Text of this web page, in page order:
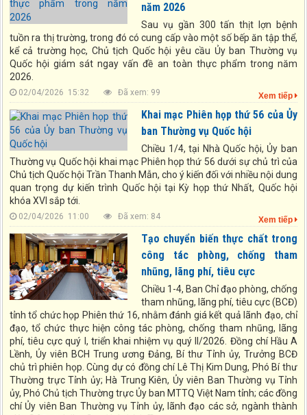
năm 2026
Sau vụ gần 300 tấn thịt lợn bệnh
tuồn ra thị trường, trong đó có cung cấp vào một số bếp ăn tập thể,
kể cả trường học, Chủ tịch Quốc hội yêu cầu Ủy ban Thường vụ
Quốc hội giám sát ngay vấn đề an toàn thực phẩm trong năm
2026.
02/04/2026 15:32 Đã xem: 99 Xem tiếp
Khai mạc Phiên họp thứ 56 của Ủy
ban Thường vụ Quốc hội
Chiều 1/4, tại Nhà Quốc hội, Ủy ban
Thường vụ Quốc hội khai mạc Phiên họp thứ 56 dưới sự chủ trì của
Chủ tịch Quốc hội Trần Thanh Mẫn, cho ý kiến đối với nhiều nội dung
quan trọng dự kiến trình Quốc hội tại Kỳ họp thứ Nhất, Quốc hội
khóa XVI sắp tới.
02/04/2026 11:00 Đã xem: 84 Xem tiếp
Tạo chuyển biến thực chất trong
công tác phòng, chống tham
nhũng, lãng phí, tiêu cực
Chiều 1-4, Ban Chỉ đạo phòng, chống
tham nhũng, lãng phí, tiêu cực (BCĐ)
tỉnh tổ chức họp Phiên thứ 16, nhằm đánh giá kết quả lãnh đạo, chỉ
đạo, tổ chức thực hiện công tác phòng, chống tham nhũng, lãng
phí, tiêu cực quý I, triển khai nhiệm vụ quý II/2026. Đồng chí Hầu A
Lềnh, Ủy viên BCH Trung ương Đảng, Bí thư Tỉnh ủy, Trưởng BCĐ
chủ trì phiên họp. Cùng dự có đồng chí Lê Thị Kim Dung, Phó Bí thư
Thường trực Tỉnh ủy; Hà Trung Kiên, Ủy viên Ban Thường vụ Tỉnh
ủy, Phó Chủ tịch Thường trực Ủy ban MTTQ Việt Nam tỉnh; các đồng
chí Ủy viên Ban Thường vụ Tỉnh ủy, lãnh đạo các sở, ngành thành
Chỉ thị số: Số 07-CT/TW ngày 13/07/2026 của Bộ Chính trị Chỉ thị
số 07-CT/TW ngày 13/7/2026 của Bộ Chính trị về "Đẩy mạnh học
tập, thực hành tư tưởng, đạo đức, phương pháp, phong cách Hồ
Chí Minh trong giai đoạn phát triển mới"
Loại khác số: 183-QĐ/TW ngày 02/06/2026 của Bộ Chính trị Quy
định số 183-QĐ/TW ngày 02/6/2026 của Bộ Chính trị về quản lý
biên chế của hệ thống chính trị